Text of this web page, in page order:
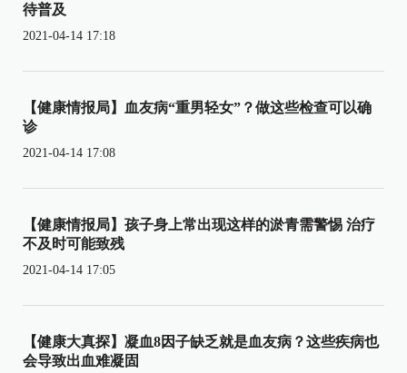
待普及
2021-04-14 17:18
【健康情报局】血友病“重男轻女”？做这些检查可以确
诊
2021-04-14 17:08
【健康情报局】孩子身上常出现这样的淤青需警惕 治疗
不及时可能致残
2021-04-14 17:05
【健康大真探】凝血8因子缺乏就是血友病？这些疾病也
会导致出血难凝固